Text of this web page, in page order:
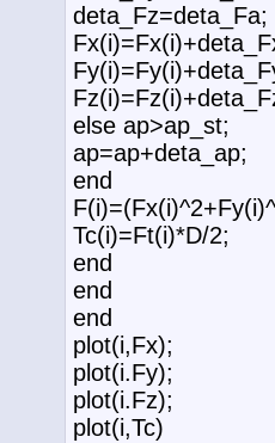
deta_Fz=deta_Fa;
else ap>ap_st;
ap=ap+deta_ap;
end
Tc(i)=Ft(i)*D/2;
end
end
end
plot(i,Fx);
plot(i.Fy);
plot(i.Fz);
plot(i,Tc)